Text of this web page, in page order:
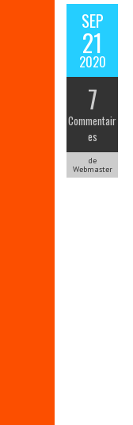
SEP
21
2020
7
Commentair
es
de
Webmaster